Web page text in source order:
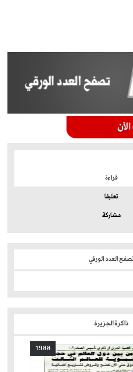
قراءة
تعليقا
مشاركة
العدد الورقي
ذاكرة الجزيرة
1988